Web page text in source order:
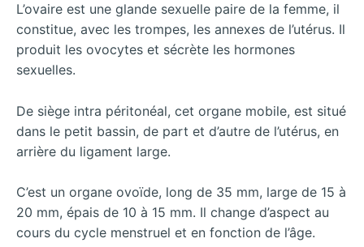
L’ovaire est une glande sexuelle paire de la femme, il
constitue, avec les trompes, les annexes de l’utérus. Il
produit les ovocytes et sécrète les hormones
sexuelles.
De siège intra péritonéal, cet organe mobile, est situé
dans le petit bassin, de part et d’autre de l’utérus, en
arrière du ligament large.
C’est un organe ovoïde, long de 35 mm, large de 15 à
20 mm, épais de 10 à 15 mm. Il change d’aspect au
cours du cycle menstruel et en fonction de l’âge.